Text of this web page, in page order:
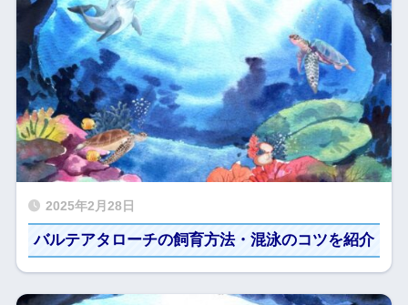
2025年2月28日
バルテアタローチの飼育方法・混泳のコツを紹介